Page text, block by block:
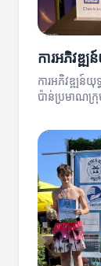
ការអភិវឌ្ឍ
ការអភិវឌ្ឍន៍យុ
ប៉ាន់ប្រមាណក្